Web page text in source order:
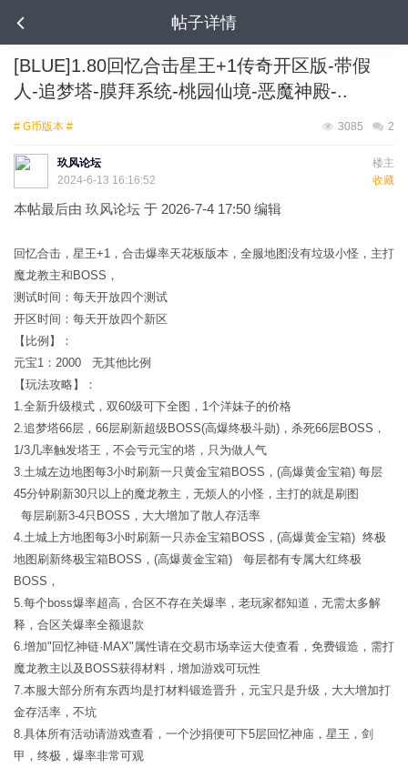
帖子详情
[BLUE]1.80回忆合击星王+1传奇开区版-带假
人-追梦塔-膜拜系统-桃园仙境-恶魔神殿-..
# G币版本 # 2
3085
楼主
玖风论坛
收藏
2024-6-13 16:16:52
本帖最后由 玖风论坛 于 2026-7-4 17:50 编辑
回忆合击，星王+1，合击爆率天花板版本，全服地图没有垃圾小怪，主打
魔龙教主和BOSS，
测试时间：每天开放四个测试
开区时间：每天开放四个新区
【比例】：
元宝1：2000 无其他比例
【玩法攻略】：
1.全新升级模式，双60级可下全图，1个洋妹子的价格
2.追梦塔66层，66层刷新超级BOSS(高爆终极斗勋)，杀死66层BOSS，
1/3几率触发塔王，不会亏元宝的塔，只为做人气
3.土城左边地图每3小时刷新一只黄金宝箱BOSS，(高爆黄金宝箱) 每层
45分钟刷新30只以上的魔龙教主，无烦人的小怪，主打的就是刷图
每层刷新3-4只BOSS，大大增加了散人存活率
4.土城上方地图每3小时刷新一只赤金宝箱BOSS，(高爆黄金宝箱) 终极
地图刷新终极宝箱BOSS，(高爆黄金宝箱) 每层都有专属大红终极
BOSS，
5.每个boss爆率超高，合区不存在关爆率，老玩家都知道，无需太多解
释，合区关爆率全额退款
6.增加"回忆神链·MAX"属性请在交易市场幸运大使查看，免费锻造，需打
魔龙教主以及BOSS获得材料，增加游戏可玩性
7.本服大部分所有东西均是打材料锻造晋升，元宝只是升级，大大增加打
金存活率，不坑
8.具体所有活动请游戏查看，一个沙捐便可下5层回忆神庙，星王，剑
甲，终极，爆率非常可观